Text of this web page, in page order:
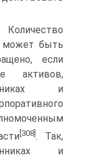
может быть
если
активов,
и
[308] . Так,
и